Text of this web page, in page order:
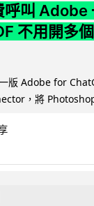
叫 Adobe
不用開多
版 Adobe for
，將